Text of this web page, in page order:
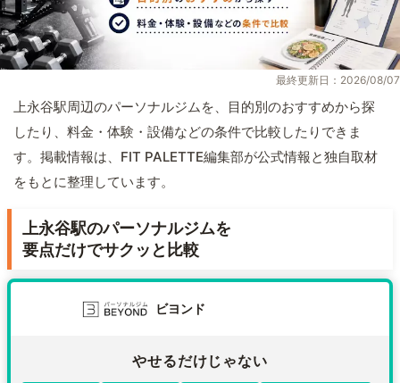
最終更新日：2026/08/07
上永谷駅周辺のパーソナルジムを、目的別のおすすめから探
したり、料金・体験・設備などの条件で比較したりできま
す。掲載情報は、FIT PALETTE編集部が公式情報と独自取材
をもとに整理しています。
上永谷駅のパーソナルジムを
要点だけでサクッと比較
ビヨンド
やせるだけじゃない